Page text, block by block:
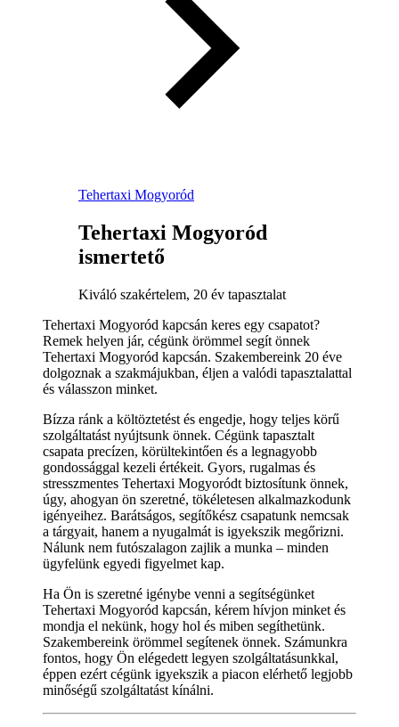
Tehertaxi Mogyoród
Tehertaxi Mogyoród
ismertető
Kiváló szakértelem, 20 év tapasztalat
Tehertaxi Mogyoród kapcsán keres egy csapatot?
Remek helyen jár, cégünk örömmel segít önnek
Tehertaxi Mogyoród kapcsán. Szakembereink 20 éve
dolgoznak a szakmájukban, éljen a valódi tapasztalattal
és válasszon minket.
Bízza ránk a költöztetést és engedje, hogy teljes körű
szolgáltatást nyújtsunk önnek. Cégünk tapasztalt
csapata precízen, körültekintően és a legnagyobb
gondossággal kezeli értékeit. Gyors, rugalmas és
stresszmentes Tehertaxi Mogyoródt biztosítunk önnek,
úgy, ahogyan ön szeretné, tökéletesen alkalmazkodunk
igényeihez. Barátságos, segítőkész csapatunk nemcsak
a tárgyait, hanem a nyugalmát is igyekszik megőrizni.
Nálunk nem futószalagon zajlik a munka – minden
ügyfelünk egyedi figyelmet kap.
Ha Ön is szeretné igénybe venni a segítségünket
Tehertaxi Mogyoród kapcsán, kérem hívjon minket és
mondja el nekünk, hogy hol és miben segíthetünk.
Szakembereink örömmel segítenek önnek. Számunkra
fontos, hogy Ön elégedett legyen szolgáltatásunkkal,
éppen ezért cégünk igyekszik a piacon elérhető legjobb
minőségű szolgáltatást kínálni.